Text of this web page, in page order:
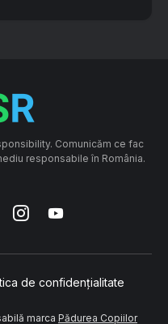
Comunicăm ce fac
responsabile în România.
de confidențialitate
marca Pădurea Copiilor